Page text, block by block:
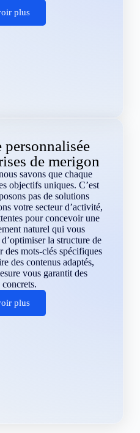
plus
personnalisée
de merigon
savons que chaque
objectifs uniques. C’est
pas de solutions
votre secteur d’activité,
pour concevoir une
naturel qui vous
la structure de
des mots-clés spécifiques
des contenus adaptés,
vous garantit des
concrets.
plus